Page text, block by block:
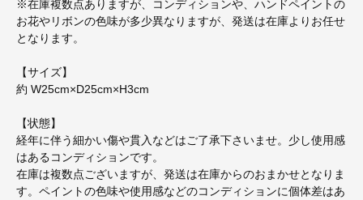
※在庫複数点ありますが、コンディションや、ハンドペイントの
お花やリボンの色味が多少異なりますが、発送は在庫よりお任せ
となります。
【サイズ】
約 W25cm×D25cm×H3cm
【状態】
経年に伴う細かい傷や貫入などはご了承下さいませ。少し使用感
はあるコンディションです。
在庫は複数点ございますが、発送は在庫からのおまかせとなりま
す。ペイントの色味や使用感などのコンディションに個体差はあ